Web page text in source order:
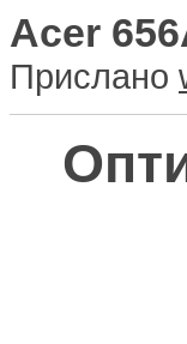
Acer
Прислано